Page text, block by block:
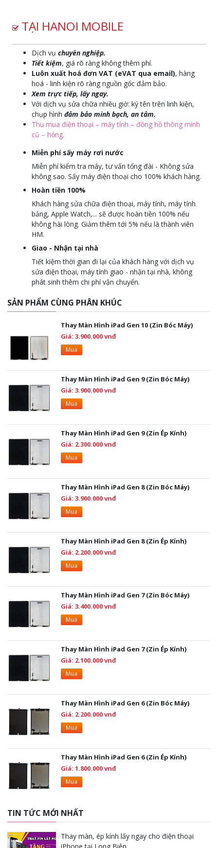
TẠI HANOI MOBILE
Dịch vụ chuyên nghiệp.
Tiết kiệm, giá rõ ràng không thêm phí.
Luôn xuất hoá đơn VAT (eVAT qua email), hàng
hoá - linh kiện rõ ràng nguồn gốc đảm bảo.
Xem trực tiếp, lấy ngay.
Với dịch vụ sửa chữa nhiều giờ: ký tên trên linh kiện,
chụp hình đảm bảo minh bạch, an tâm.
Thu mua điện thoại – máy tính – đồng hồ thông minh
cũ – hỏng.
Miễn phí sấy máy rơi nước
Miễn phí kiểm tra máy, tư vấn tổng đài - Không sửa
không sao. Sấy máy điện thoại cho 100% khách hàng.
Hoàn tiền 100%
Khách hàng sửa chữa điện thoại, máy tính, máy tính
bảng, Apple Watch,... sẽ được hoàn tiền 100% nếu
không hài lòng. Giảm thêm tới 5% nếu là thành viên
HM.
Giao - Nhận tại nhà
Tiết kiệm thời gian đi lại của khách hàng với dịch vụ
sửa điện thoại, máy tính giao - nhận tại nhà, không
phát sinh thêm chi phí vận chuyển.
SẢN PHẨM CÙNG PHÂN KHÚC
Thay Màn Hình iPad Gen 10 (Zin Bóc Máy)
Giá: 3.900.000 vnđ
Mua
Thay Màn Hình iPad Gen 9 (Zin Bóc Máy)
Giá: 3.900.000 vnđ
Mua
Thay Màn Hình iPad Gen 9 (Zin Ép Kính)
Giá: 2.300.000 vnđ
Mua
Thay Màn Hình iPad Gen 8 (Zin Bóc Máy)
Giá: 3.900.000 vnđ
Mua
Thay Màn Hình iPad Gen 8 (Zin Ép Kính)
Giá: 2.200.000 vnđ
Mua
Thay Màn Hình iPad Gen 7 (Zin Bóc Máy)
Giá: 3.400.000 vnđ
Mua
Thay Màn Hình iPad Gen 7 (Zin Ép Kính)
Giá: 2.100.000 vnđ
Mua
Thay Màn Hình iPad Gen 6 (Zin Bóc Máy)
Giá: 2.200.000 vnđ
Mua
Thay Màn Hình iPad Gen 6 (Zin Ép Kính)
Giá: 1.800.000 vnđ
Mua
TIN TỨC MỚI NHẤT
Thay màn, ép kính lấy ngay cho điện thoại
iPhone tại Long Biên